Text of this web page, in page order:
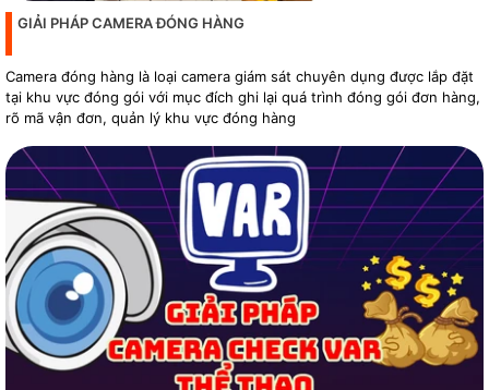
GIẢI PHÁP CAMERA ĐÓNG HÀNG
Camera đóng hàng là loại camera giám sát chuyên dụng được lắp đặt
tại khu vực đóng gói với mục đích ghi lại quá trình đóng gói đơn hàng,
rõ mã vận đơn, quản lý khu vực đóng hàng